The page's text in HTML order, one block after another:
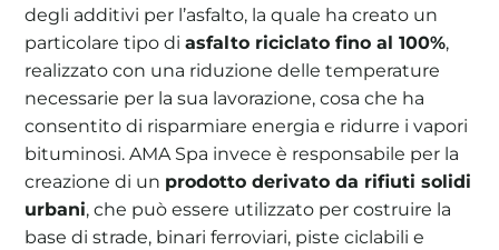
degli additivi per l’asfalto, la quale ha creato un
particolare tipo diasfalto riciclato fino al 100%,
realizzato con una riduzione delle temperature
necessarie per la sua lavorazione, cosa che ha
consentito di risparmiare energia e ridurre i vapori
bituminosi. AMA Spa invece è responsabile per la
creazione di un prodotto derivato da rifiuti solidi
urbani, che può essere utilizzato per costruire la
base di strade, binari ferroviari, piste ciclabili e